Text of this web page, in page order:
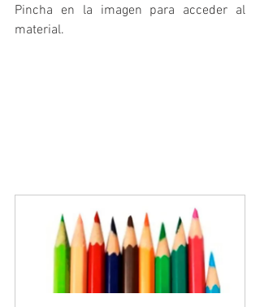
Pincha en la imagen para acceder al
material.